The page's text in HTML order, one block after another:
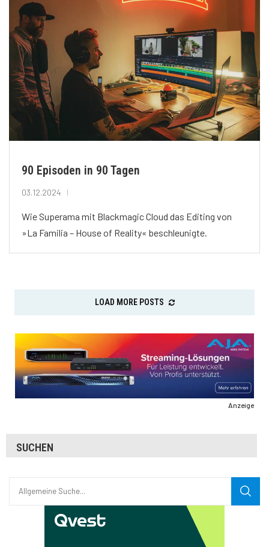
90 Episoden in 90 Tagen
03.12.2024
Wie Superama mit Blackmagic Cloud das Editing von
»La Familia – House of Reality« beschleunigte.
LOAD MORE POSTS
Anzeige
SUCHEN